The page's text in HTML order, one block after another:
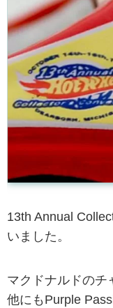
13th Annual
いました。
マクドナルドのチ
他にもPurple